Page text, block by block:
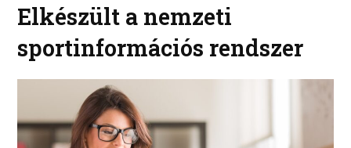
Elkészült a nemzeti
sportinformációs rendszer